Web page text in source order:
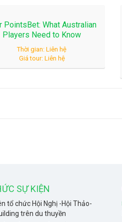
PointsBet: What Australian
Players Need to Know
Thời gian: Liên hệ
Giá tour: Liên hệ
SỰ KIỆN
tổ chức Hội Nghị -Hội Thảo-
trên du thuyền